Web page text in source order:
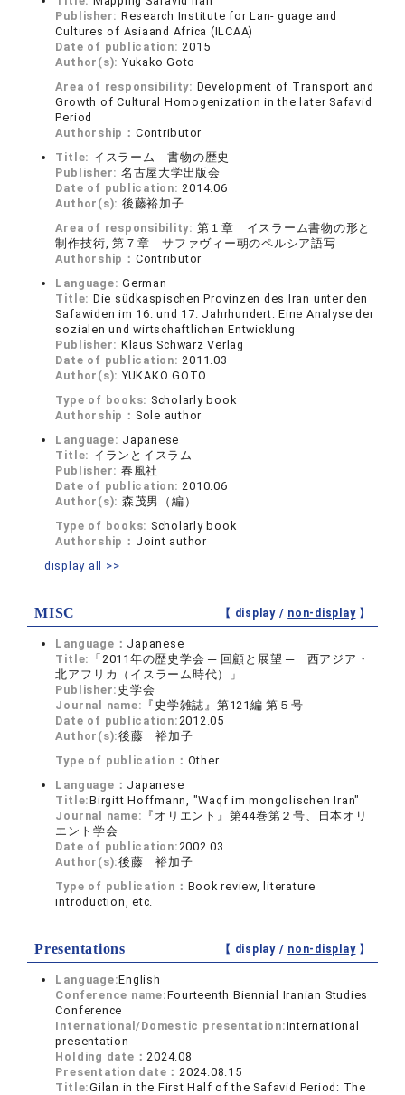
Publisher: Research Institute for Lan- guage and
Cultures of Asiaand Africa (ILCAA)
Date of publication:2015
Author(s): Yukako Goto
Area of responsibility: Development of Transport and
Growth of Cultural Homogenization in the later Safavid
Period
Authorship： Contributor
Title: イスラーム 書物の歴史
Publisher: 名古屋大学出版会
Date of publication:2014.06
Author(s): 後藤裕加子
Area of responsibility: 第１章 イスラーム書物の形と
制作技術, 第７章 サファヴィー朝のペルシア語写
Authorship： Contributor
Language:German
Title: Die südkaspischen Provinzen des Iran unter den
Safawiden im 16. und 17. Jahrhundert: Eine Analyse der
sozialen und wirtschaftlichen Entwicklung
Publisher: Klaus Schwarz Verlag
Date of publication:2011.03
Author(s): YUKAKO GOTO
Type of books: Scholarly book
Authorship： Sole author
Language: Japanese
Title: イランとイスラム
Publisher: 春風社
Date of publication:2010.06
Author(s): 森茂男（編）
Type of books: Scholarly book
Authorship： Joint author
display all >>
MISC 【 display / non-display】
Language： Japanese
Title: 「2011年の歴史学会 ─ 回顧と展望 ─ 西アジア・
北アフリカ（イスラーム時代）」
Publisher: 史学会
Journal name: 『史学雑誌』第121編 第５号
Date of publication:2012.05
Author(s):後藤 裕加子
Type of publication： Other
Language： Japanese
Title:Birgitt Hoffmann, "Waqf im mongolischen Iran"
Journal name: 『オリエント』第44巻第２号、日本オリ
エント学会
Date of publication:2002.03
Author(s):後藤 裕加子
Type of publication： Book review, literature
introduction, etc.
Presentations 【 display / non-display】
Language:English
Conference name:Fourteenth Biennial Iranian Studies
Conference
International/Domestic presentation:International
presentation
Holding date：2024.08
Presentation date：2024.08.15
Title:Gilan in the First Half of the Safavid Period: The